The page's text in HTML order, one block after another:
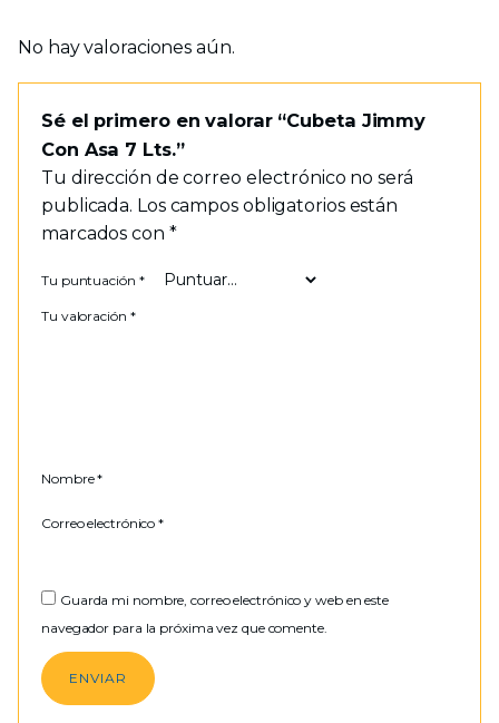
No hay valoraciones aún.
Sé el primero en valorar “Cubeta Jimmy
Con Asa 7 Lts.”
Tu dirección de correo electrónico no será
publicada. Los campos obligatorios están
marcados con *
Tu puntuación *
Tu valoración *
Nombre*
Correo electrónico*
Guarda mi nombre, correo electrónico y web en este
navegador para la próxima vez que comente.